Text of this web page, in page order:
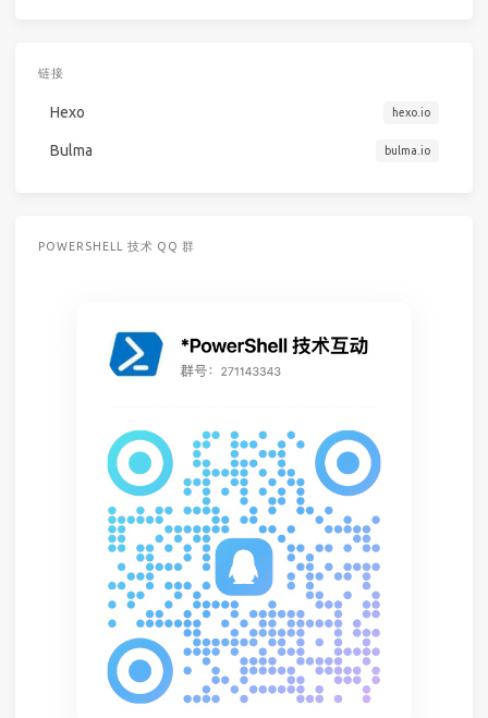
链接
Hexo hexo.io
Bulma bulma.io
POWERSHELL 技术 QQ 群